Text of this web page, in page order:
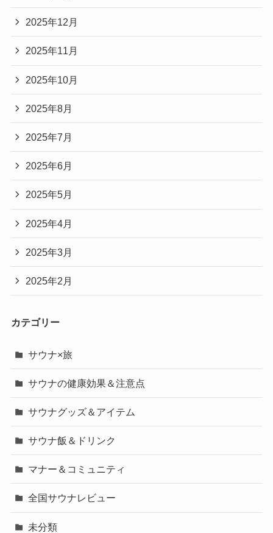
2025年12月
2025年11月
2025年10月
2025年8月
2025年7月
2025年6月
2025年5月
2025年4月
2025年3月
2025年2月
カテゴリー
サウナ×旅
サウナの健康効果＆注意点
サウナグッズ＆アイテム
サウナ飯＆ドリンク
マナー＆コミュニティ
全国サウナレビュー
未分類